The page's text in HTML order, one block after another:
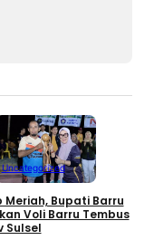
Uncategorized
Meriah, Bupati Barru
Voli Barru Tembus
Sulsel